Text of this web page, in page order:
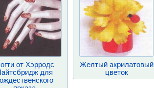
от Xэрродс
для
Желтый акрилатовый
цветок